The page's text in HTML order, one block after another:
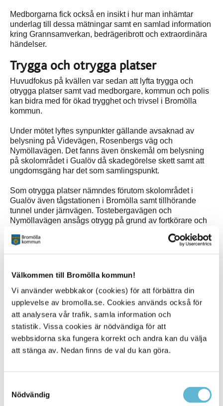
Välkommen till Bromölla kommun!
Vi använder webbkakor (cookies) för att förbättra din
upplevelse av bromolla.se. Cookies används också för
att analysera vår trafik, samla information och
statistik. Vissa cookies är nödvändiga för att
webbsidorna ska fungera korrekt och andra kan du välja
att stänga av. Nedan finns de val du kan göra.
Nödvändig
Medborgarna fick också en insikt i hur man inhämtar
underlag till dessa mätningar samt en samlad information
kring Grannsamverkan, bedrägeribrott och extraordinära
händelser.
Trygga och otrygga platser
Huvudfokus på kvällen var sedan att lyfta trygga och
otrygga platser samt vad medborgare, kommun och polis
kan bidra med för ökad trygghet och trivsel i Bromölla
kommun.
Under mötet lyftes synpunkter gällande avsaknad av
belysning på Videvägen, Rosenbergs väg och
Nymöllavägen. Det fanns även önskemål om belysning
på skolområdet i Gualöv då skadegörelse skett samt att
ungdomsgäng har det som samlingspunkt.
Som otrygga platser nämndes förutom skolområdet i
Gualöv även tågstationen i Bromölla samt tillhörande
tunnel under järnvägen. Tostebergavägen och
Nymöllavägen ansågs otrygg på grund av fortkörare och
och oseriösa dörrknackare.
samhälle i stort. Framför allt var det egna hemmet och
närheten till sina grannar en viktig och trygg punkt och en
känsla av att alla känner alla i en mindre by. Kungsleden
ansågs också vara en trygg plats
Insatser för ökad trygghet
För att kunna öka tryggheten som medborgare var
synlighet, uppmärksamhet och att kommunicera med folk
viktiga punkter. Utifrån rollen som polis och kommun